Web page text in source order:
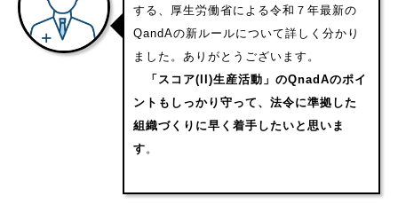
する、厚生労働省による令和７年最新の
QandAの新ルールについて詳しく分かり
ました。ありがとうございます。
「スコア(II)生産活動」のQnadAのポイ
ントもしっかり守って、法令に準拠した
組織づくりに早く着手したいと思いま
す 。